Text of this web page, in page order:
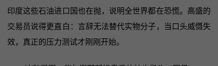
印度这些石油进口国也在抛，说明全世界都在恐慌。高盛的
交易员说得更直白：言辞无法替代实物分子，当口头威慑失
效，真正的压力测试才刚刚开始。